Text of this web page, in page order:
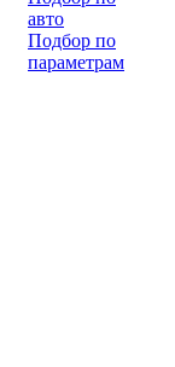
авто
Подбор по
параметрам